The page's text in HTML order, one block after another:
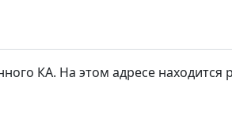
КА. На этом адресе